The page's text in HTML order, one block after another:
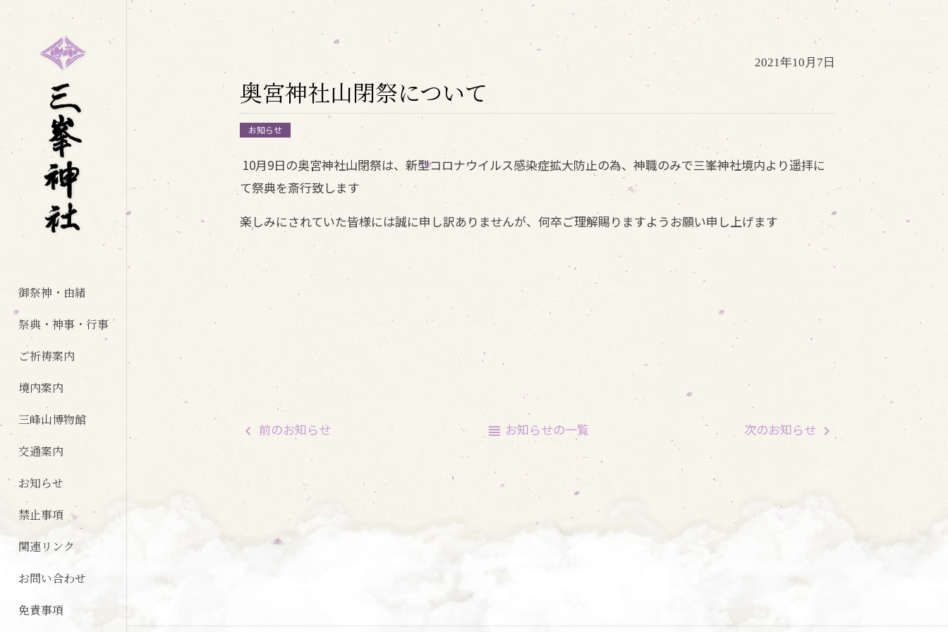
御祭神・由緒
祭典・神事・行事
ご祈祷案内
境内案内
三峰山博物館
交通案内
お知らせ
禁止事項
関連リンク
お問い合わせ
免責事項
2021年10月7日
奥宮神社山閉祭について
お知らせ
10月9日の奥宮神社山閉祭は、新型コロナウイルス感染症拡大防止の為、神職のみで三峯神社境内より遥拝に
て祭典を斎行致します
楽しみにされていた皆様には誠に申し訳ありませんが、何卒ご理解賜りますようお願い申し上げます
前のお知らせ お知らせの一覧 次のお知らせ